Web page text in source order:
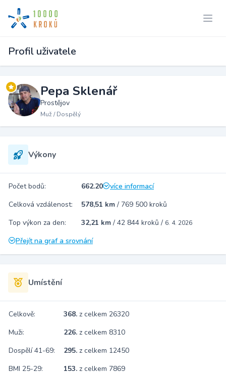
Profil uživatele
Pepa Sklenář
Prostějov
Muž / Dospělý
Výkony
Počet bodů: 662.20
více informací
Celková vzdálenost:
578,51 km / 769 500 kroků
Top výkon za den:
32,21 km / 42 844 kroků / 6. 4. 2026
Přejít na graf a srovnání
Umístění
Celkově: 368. z celkem 26320
Muži:
226. z celkem 8310
Dospělí 41-69:
295. z celkem 12450
BMI 25-29:
153. z celkem 7869